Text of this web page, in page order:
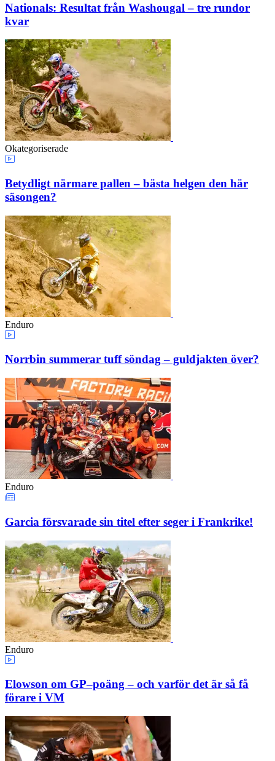
Nationals: Resultat från Washougal – tre rundor
kvar
Okategoriserade
Betydligt närmare pallen – bästa helgen den här
säsongen?
Enduro
Norrbin summerar tuff söndag – guldjakten över?
Enduro
Garcia försvarade sin titel efter seger i Frankrike!
Enduro
Elowson om GP–poäng – och varför det är så få
förare i VM